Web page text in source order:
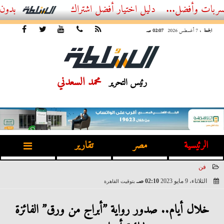
أفضل اشتراك IPTV بدون تقطيع 2026 – دليل المشاهد العصري
الجمعة ، 7 أغسطس 2026 02:07 صـ
رئيس التحرير محمد السعدني
الرئيسية مصر تقارير
فن
الثلاثاء، 9 مايو 2023
02:10 صـ بتوقيت القاهرة
خلال أيام.. صدور رواية ”أبراج من ورق” الفائزة